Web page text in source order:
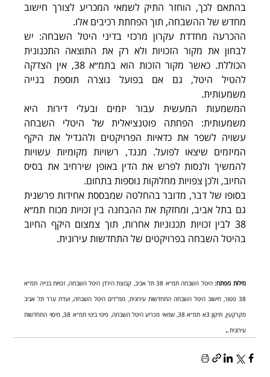
בהתאם לכך, הוחזר התיק לשמאי המכריע לצורך חישוב
מחדש של ההשבחה, תוך הפחתת רכיבים אלו.
ההכרעה מחדדת עקרון מרכזי בדיני היטל השבחה: יש
לבחון את מקור הזכויות ולא רק את התוצאה התכנונית
משמעותית.
המשמעות המעשית עבור יזמים ובעלי דירות היא
עשויה לשפר את כדאיות הפרויקטים ולהגדיל את היקף
המיזמים שיצאו לפועל. מנגד, רשויות מקומיות עשויות
להמשיך ולנסות לפרש את הדין באופן שירחיב את בסיס
החיוב, ולכן צפויות מחלוקות נוספות בתחום.
בסופו של דבר, מדובר בהחלטה שמבססת אחידות פרשנית
גם בתל אביב, ומחזקת את ההבחנה בין זכויות מכוח תמ״א
38 לבין זכויות תכנוניות אחרות, תוך צמצום היקף החיוב
בהיטל השבחה בפרויקטים של התחדשות עירונית.
מילות מפתח:
היטל השבחה תמ״א 38 תל אביב, קבוצת הירדן היטל השבחה, זכויות בנייה תמ״א
38 פטור, חישוב היטל השבחה התחדשות עירונית, ממ"דים היטל השבחה, ועדת ערר תל אביב
מקרקעין, תיקון 3א תמ״א 38, שמאי מכריע היטל השבחה, פינוי בינוי תמ״א 38, מיסוי התחדשות
עירונית..